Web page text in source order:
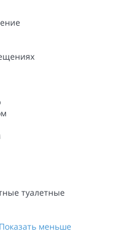
туалетные
Показать меньше